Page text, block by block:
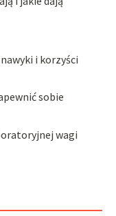
i korzyści
sobie
wagi